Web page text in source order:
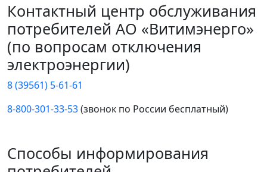
Контактный центр обслуживания
потребителей АО «Витимэнерго»
(по вопросам отключения
электроэнергии)
8 (39561) 5-61-61
8-800-301-33-53(звонок по России бесплатный)
Способы информирования